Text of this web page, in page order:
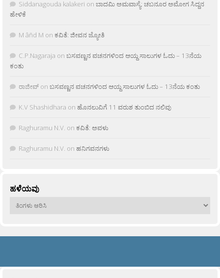
Siddanagouda kalakeri on ಬಾದಮಿ ಅಮವಾಸ್ಯೆ: ಚಬನೂರ ಅಮೋಗ ಸಿದ್ದನ
ಹೇಳಿಕೆ
M âñd M on ಕವಿತೆ: ಜೀವನ ಜ್ಯೋತಿ
C.P.Nagaraja on ಬಸವಣ್ಣನ ವಚನಗಳಿಂದ ಆಯ್ದ ಸಾಲುಗಳ ಓದು – 13ನೆಯ
ಕಂತು
ರಾಜೀವ್ on ಬಸವಣ್ಣನ ವಚನಗಳಿಂದ ಆಯ್ದ ಸಾಲುಗಳ ಓದು – 13ನೆಯ ಕಂತು
K.V Shashidhara on ಹೊನಲುವಿಗೆ 11 ವರುಶ ತುಂಬಿದ ನಲಿವು
Raghuramu N.V. on ಕವಿತೆ: ಅವಳು
Raghuramu N.V. on ಹನಿಗವನಗಳು
ಹಳೆಯವು
ಹಳೆಯವು